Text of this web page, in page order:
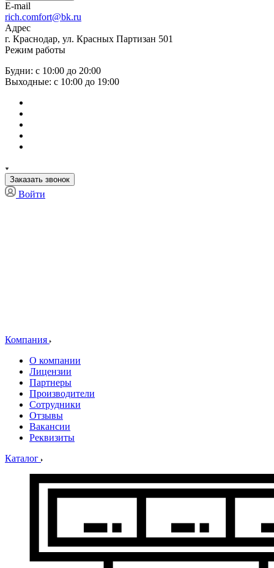
E-mail
rich.comfort@bk.ru
Адрес
г. Краснодар, ул. Красных Партизан 501
Режим работы
Будни: с 10:00 до 20:00
Выходные: с 10:00 до 19:00
Заказать звонок
Войти
Компания
О компании
Лицензии
Партнеры
Производители
Сотрудники
Отзывы
Вакансии
Реквизиты
Каталог